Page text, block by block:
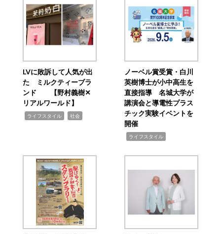
LVに敗訴して人気が出
た ミルクティーブラ
ンド 【野村義樹✕
リアルワールド】
ライフスタイル 社会
ノーベル賞受賞・白川
英樹博士が小中高生を
直接指導 名城大学が
講演会と導電性プラス
チック実験イベントを
開催
ライフスタイル